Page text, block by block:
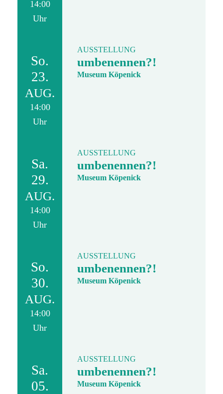
14:00
Uhr
So.
23.
AUG.
14:00
Uhr
AUSSTELLUNG
umbenennen?!
Museum Köpenick
Sa.
29.
AUG.
14:00
Uhr
AUSSTELLUNG
umbenennen?!
Museum Köpenick
So.
30.
AUG.
14:00
Uhr
AUSSTELLUNG
umbenennen?!
Museum Köpenick
Sa.
05.
AUSSTELLUNG
umbenennen?!
Museum Köpenick